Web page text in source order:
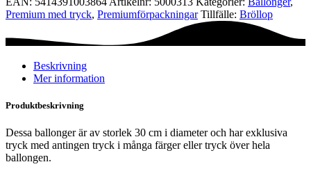
-
Mr
Mrs
mängd
Premium med tryck, Premium­förpackningar Tillfälle: Bröllop
Beskrivning
Mer information
Produktbeskrivning
Dessa ballonger är av storlek 30 cm i diameter och har exklusiva
tryck med antingen tryck i många färger eller tryck över hela
ballongen.